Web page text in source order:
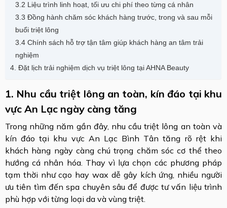
3.2 Liệu trình linh hoạt, tối ưu chi phí theo từng cá nhân
3.3 Đồng hành chăm sóc khách hàng trước, trong và sau mỗi
buổi triệt lông
3.4 Chính sách hỗ trợ tận tâm giúp khách hàng an tâm trải
nghiệm
4. Đặt lịch trải nghiệm dịch vụ triệt lông tại AHNA Beauty
1. Nhu cầu triệt lông an toàn, kín đáo tại khu
vực An Lạc ngày càng tăng
Trong những năm gần đây, nhu cầu triệt lông an toàn và
kín đáo tại khu vực An Lạc Bình Tân tăng rõ rệt khi
khách hàng ngày càng chú trọng chăm sóc cơ thể theo
hướng cá nhân hóa. Thay vì lựa chọn các phương pháp
tạm thời như cạo hay wax dễ gây kích ứng, nhiều người
ưu tiên tìm đến spa chuyên sâu để được tư vấn liệu trình
phù hợp với từng loại da và vùng triệt.